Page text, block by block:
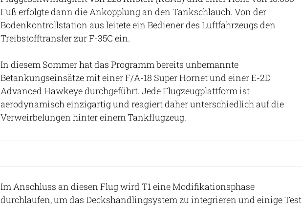
Fuß erfolgte dann die Ankopplung an den Tankschlauch. Von der
Bodenkontrollstation aus leitete ein Bediener des Luftfahrzeugs den
Treibstofftransfer zur F-35C ein.
In diesem Sommer hat das Programm bereits unbemannte
Betankungseinsätze mit einer F/A-18 Super Hornet und einer E-2D
Advanced Hawkeye durchgeführt. Jede Flugzeugplattform ist
aerodynamisch einzigartig und reagiert daher unterschiedlich auf die
Verweirbelungen hinter einem Tankflugzeug.
Im Anschluss an diesen Flug wird T1 eine Modifikationsphase
durchlaufen, um das Deckshandlingsystem zu integrieren und einige Test